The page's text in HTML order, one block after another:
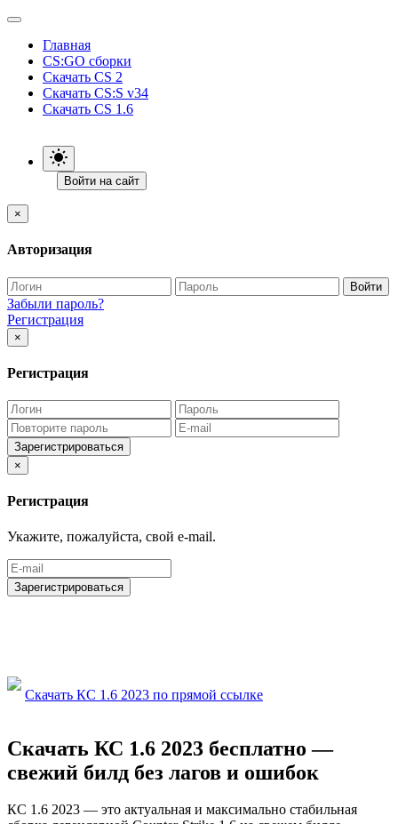
Главная
CS:GO сборки
Скачать CS 2
Скачать CS:S v34
Скачать CS 1.6
Войти на сайт
×
Авторизация
Войти
Забыли пароль?
Регистрация
×
Регистрация
Зарегистрироваться
×
Регистрация
Укажите, пожалуйста, свой e-mail.
Зарегистрироваться
Скачать КС 1.6 2023 по прямой ссылке
Скачать КС 1.6 2023 бесплатно —
свежий билд без лагов и ошибок
КС 1.6 2023 — это актуальная и максимально стабильная